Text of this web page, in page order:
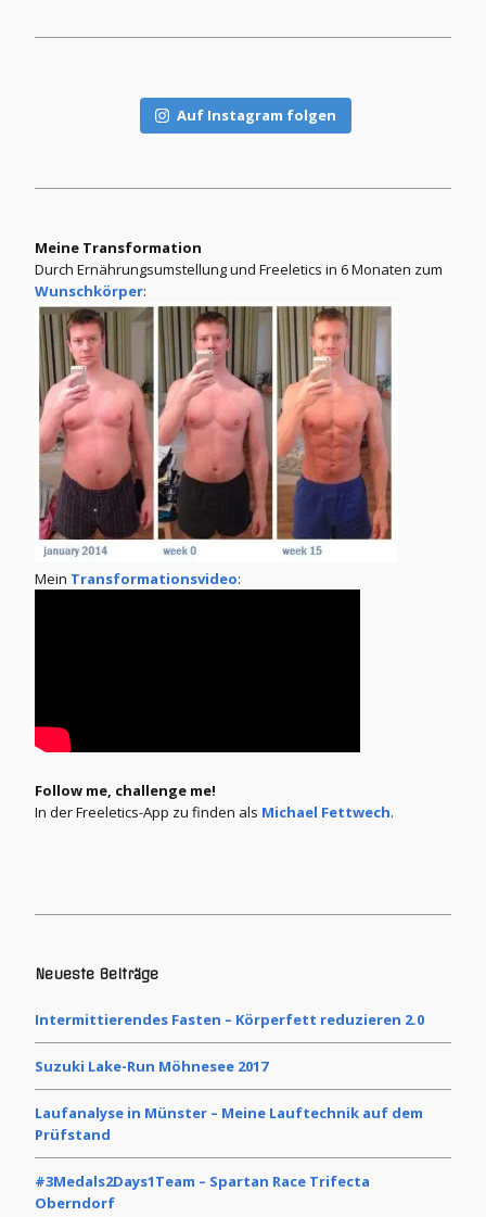
Auf Instagram folgen
Meine Transformation
Durch Ernährungsumstellung und Freeletics in 6 Monaten zum
Wunschkörper:
Mein Transformationsvideo:
Follow me, challenge me!
In der Freeletics-App zu finden als Michael Fettwech.
Neueste Beiträge
Intermittierendes Fasten – Körperfett reduzieren 2.0
Suzuki Lake-Run Möhnesee 2017
Laufanalyse in Münster – Meine Lauftechnik auf dem
Prüfstand
#3Medals2Days1Team – Spartan Race Trifecta
Oberndorf